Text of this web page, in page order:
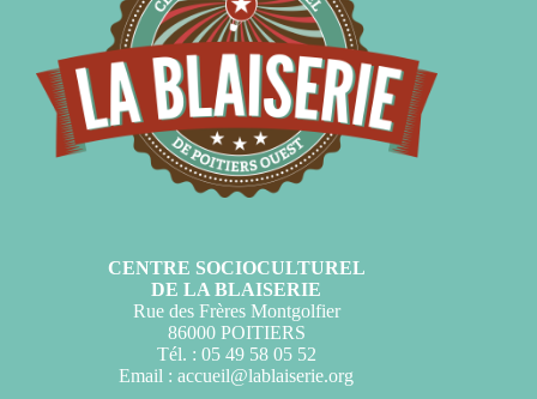
CENTRE SOCIOCULTUREL
DE LA BLAISERIE
Rue des Frères Montgolfier
86000 POITIERS
Tél. : 05 49 58 05 52
Email :accueil@lablaiserie.org